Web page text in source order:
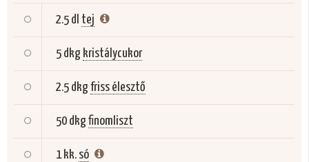
2.5 dl tej
5 dkg kristálycukor
2.5 dkgfriss élesztő
50 dkgfinomliszt
1 kk. só